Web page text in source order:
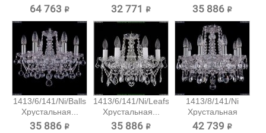
подвесная...
64 763 ₽
подвесная...
32 771 ₽
подвесная...
35 886 ₽
1413/6/141/Ni/Balls
Хрустальная...
35 886 ₽
1413/6/141/Ni/Leafs
Хрустальная...
35 886 ₽
1413/8/141/Ni
Хрустальная
подвесная...
42 739 ₽